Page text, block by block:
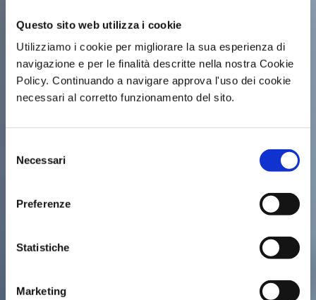
Questo sito web utilizza i cookie
Utilizziamo i cookie per migliorare la sua esperienza di
navigazione e per le finalità descritte nella nostra Cookie
Policy. Continuando a navigare approva l'uso dei cookie
necessari al corretto funzionamento del sito.
delNecessari
Preferenze
Statistiche
Marketing